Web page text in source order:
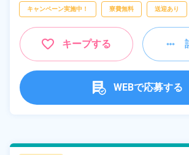
キャンペーン実施中！ 寮費無料 送迎あり
キープする
WEBで応募する